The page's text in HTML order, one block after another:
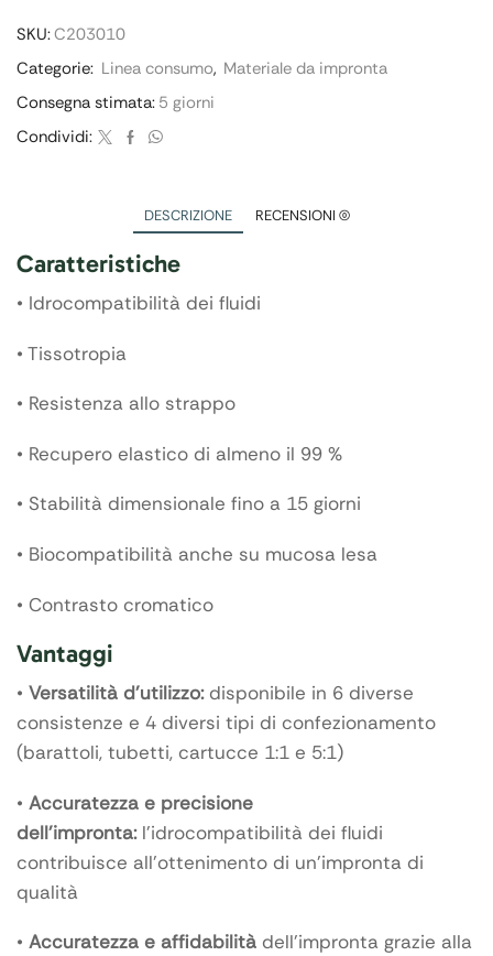
SKU:C203010
Categorie: Linea consumo, Materiale da impronta
Consegna stimata: 5 giorni
Condividi:
DESCRIZIONE RECENSIONI (0)
Caratteristiche
• Idrocompatibilità dei fluidi
• Tissotropia
• Resistenza allo strappo
• Recupero elastico di almeno il 99 %
• Stabilità dimensionale fino a 15 giorni
• Biocompatibilità anche su mucosa lesa
• Contrasto cromatico
Vantaggi
• Versatilità d’utilizzo:disponibile in 6 diverse
consistenze e 4 diversi tipi di confezionamento
(barattoli, tubetti, cartucce 1:1 e 5:1)
• Accuratezza e precisione
dell’impronta:l’idrocompatibilità dei fluidi
contribuisce all’ottenimento di un’impronta di
qualità
• Accuratezza e affidabilità dell’impronta grazie alla